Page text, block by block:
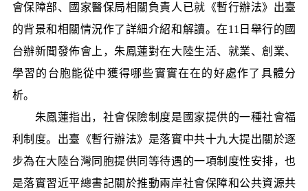
會保障部、國家醫保局相關負責人已就《暫行辦法》出臺
的背景和相關情況作了詳細介紹和解讀。在11日舉行的國
台辦新聞發佈會上，朱鳳蓮對在大陸生活、就業、創業、
學習的台胞能從中獲得哪些實實在在的好處作了具體分
析。
朱鳳蓮指出，社會保險制度是國家提供的一種社會福
利制度。出臺《暫行辦法》是落實中共十九大提出關於逐
步為在大陸台灣同胞提供同等待遇的一項制度性安排，也
是落實習近平總書記關於推動兩岸社會保障和公共資源共